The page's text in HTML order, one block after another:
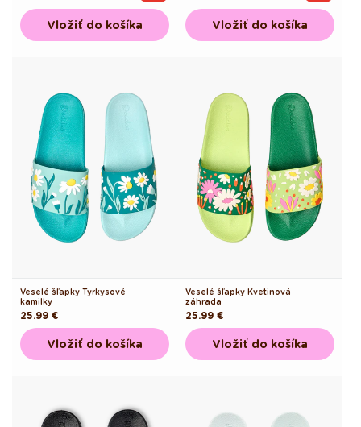
Vložiť do košíka Vložiť do košíka
Veselé šľapky Tyrkysové
kamilky
Pôvodná
cena
25.99 €
Vložiť do košíka
Veselé šľapky Kvetinová
záhrada
Pôvodná
cena
25.99 €
Vložiť do košíka